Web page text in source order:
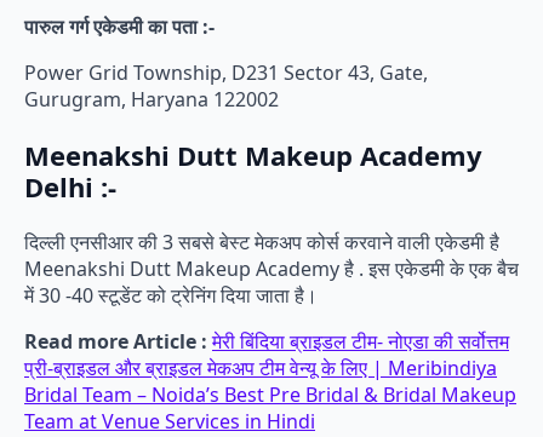
पारुल गर्ग एकेडमी का पता :-
Power Grid Township, D231 Sector 43, Gate,
Gurugram, Haryana 122002
Meenakshi Dutt Makeup Academy
Delhi :-
दिल्ली एनसीआर की 3 सबसे बेस्ट मेकअप कोर्स करवाने वाली एकेडमी है
Meenakshi Dutt Makeup Academy है . इस एकेडमी के एक बैच
में 30 -40 स्टूडेंट को ट्रेनिंग दिया जाता है।
Read more Article : मेरी बिंदिया ब्राइडल टीम- नोएडा की सर्वोत्तम
प्री-ब्राइडल और ब्राइडल मेकअप टीम वेन्यू के लिए | Meribindiya
Bridal Team – Noida’s Best Pre Bridal & Bridal Makeup
Team at Venue Services in Hindi